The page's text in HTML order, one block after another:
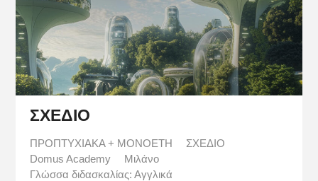
ΣΧΕΔΙΟ
ΠΡΟΠΤΥΧΙΑΚΑ + ΜΟΝΟΕΤΗ
ΣΧΕΔΙΟ
Domus Academy
Μιλάνο
Γλώσσα διδασκαλίας: Αγγλικά